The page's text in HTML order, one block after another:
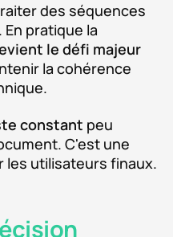
des séquences
pratique la
le défi majeur
la cohérence
constant peu
C'est une
les utilisateurs finaux.